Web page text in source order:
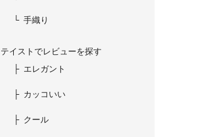
手織り
テイストでレビューを探す
エレガント
カッコいい
クール